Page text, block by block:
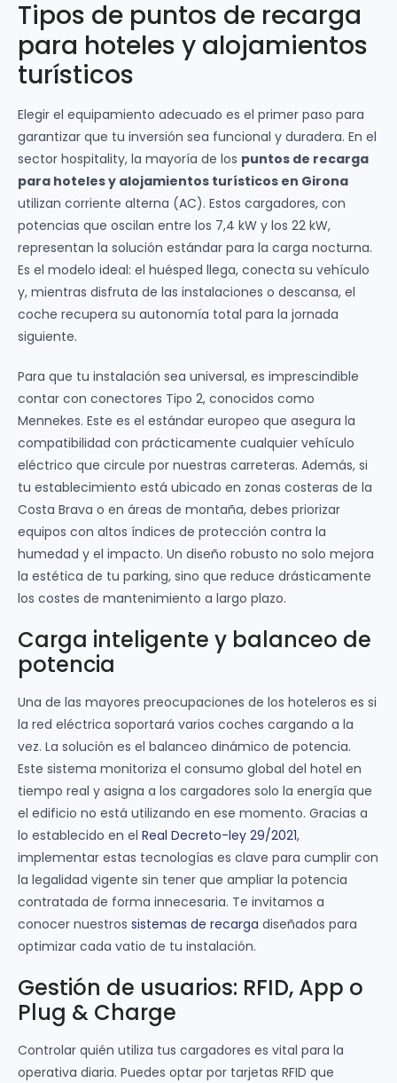
Tipos de puntos de recarga
para hoteles y alojamientos
turísticos
Elegir el equipamiento adecuado es el primer paso para
garantizar que tu inversión sea funcional y duradera. En el
sector hospitality, la mayoría de los puntos de recarga
para hoteles y alojamientos turísticos en Girona
utilizan corriente alterna (AC). Estos cargadores, con
potencias que oscilan entre los 7,4 kW y los 22 kW,
representan la solución estándar para la carga nocturna.
Es el modelo ideal: el huésped llega, conecta su vehículo
y, mientras disfruta de las instalaciones o descansa, el
coche recupera su autonomía total para la jornada
siguiente.
Para que tu instalación sea universal, es imprescindible
contar con conectores Tipo 2, conocidos como
Mennekes. Este es el estándar europeo que asegura la
compatibilidad con prácticamente cualquier vehículo
eléctrico que circule por nuestras carreteras. Además, si
tu establecimiento está ubicado en zonas costeras de la
Costa Brava o en áreas de montaña, debes priorizar
equipos con altos índices de protección contra la
humedad y el impacto. Un diseño robusto no solo mejora
la estética de tu parking, sino que reduce drásticamente
los costes de mantenimiento a largo plazo.
Carga inteligente y balanceo de
potencia
Una de las mayores preocupaciones de los hoteleros es si
la red eléctrica soportará varios coches cargando a la
vez. La solución es el balanceo dinámico de potencia.
Este sistema monitoriza el consumo global del hotel en
tiempo real y asigna a los cargadores solo la energía que
el edificio no está utilizando en ese momento. Gracias a
lo establecido en el Real Decreto-ley 29/2021,
implementar estas tecnologías es clave para cumplir con
la legalidad vigente sin tener que ampliar la potencia
contratada de forma innecesaria. Te invitamos a
conocer nuestros sistemas de recarga diseñados para
optimizar cada vatio de tu instalación.
Gestión de usuarios: RFID, App o
Plug & Charge
Controlar quién utiliza tus cargadores es vital para la
operativa diaria. Puedes optar por tarjetas RFID que